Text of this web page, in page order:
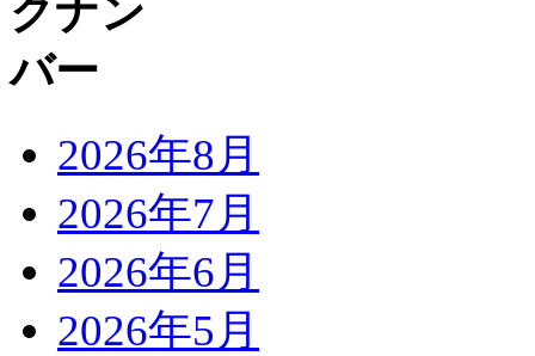
2026年8月
2026年7月
2026年6月
2026年5月